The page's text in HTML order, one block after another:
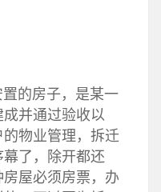
的房子，是某一
成并通过验收以
物业管理，拆迁
了，除开都还
屋必须房票，办